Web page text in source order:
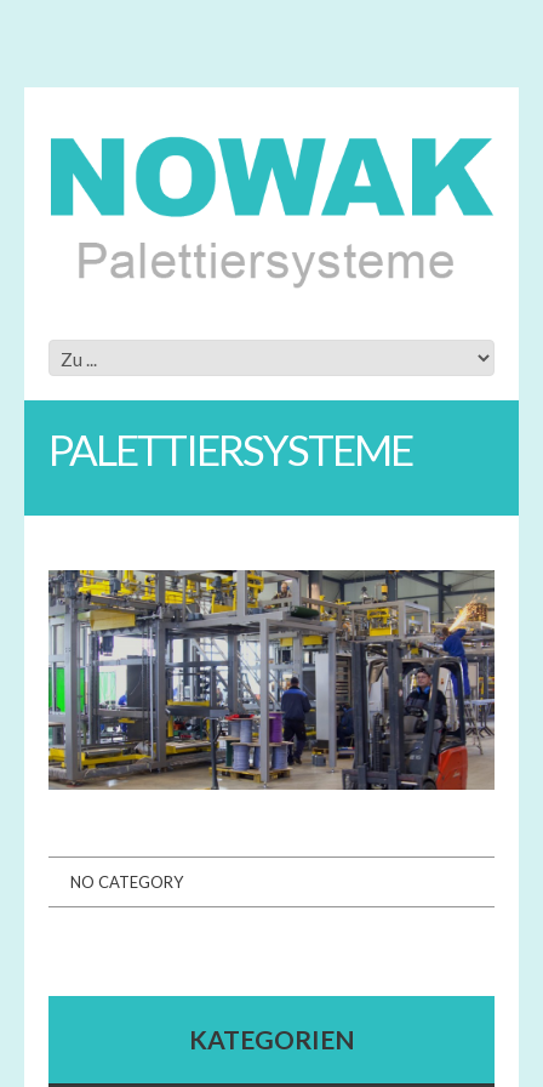
PALETTIERSYSTEME
NO CATEGORY
KATEGORIEN